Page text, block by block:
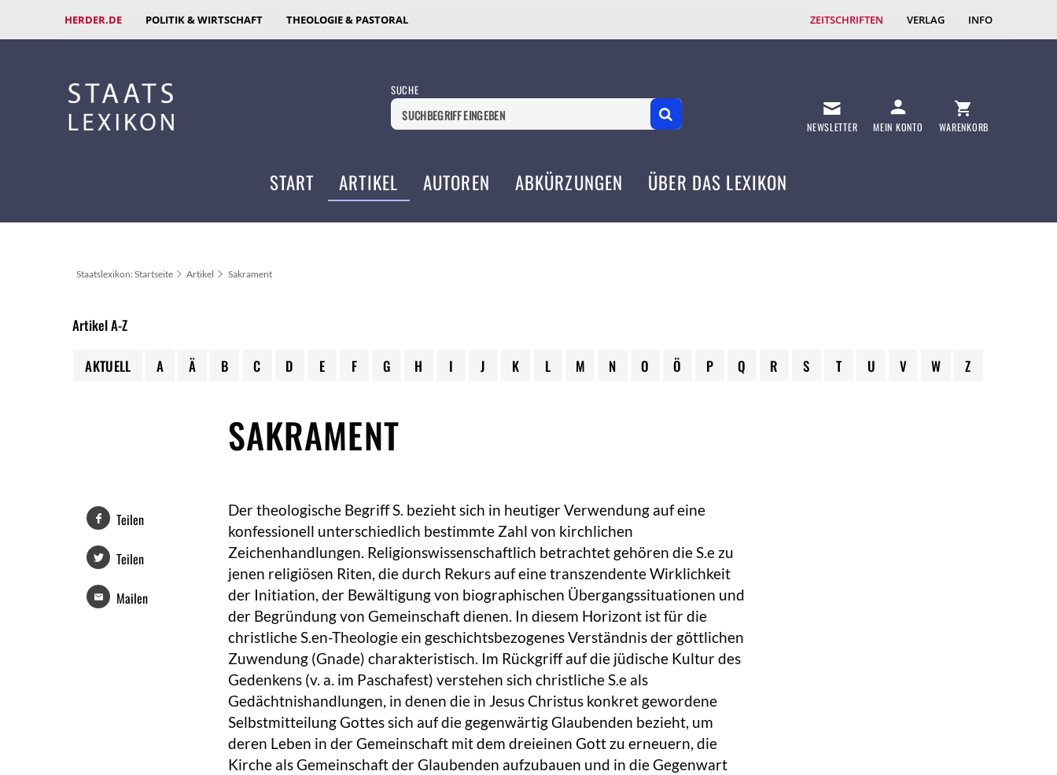
HERDER.DE POLITIK & WIRTSCHAFT THEOLOGIE & PASTORAL ZEITSCHRIFTEN VERLAG INFO
SUCHE
NEWSLETTER MEIN KONTO WARENKORB
START ARTIKEL AUTOREN ABKÜRZUNGEN ÜBER DAS LEXIKON
Staatslexikon: Startseite Artikel Sakrament
Artikel A-Z
AKTUELL A Ä B C D E F G H I J K L M N O Ö P Q R S T U V W Z
SAKRAMENT
Der theologische Begriff S. bezieht sich in heutiger Verwendung auf eine
konfessionell unterschiedlich bestimmte Zahl von kirchlichen
Zeichenhandlungen. Religionswissenschaftlich betrachtet gehören die S.e zu
jenen religiösen Riten, die durch Rekurs auf eine transzendente Wirklichkeit
der Initiation, der Bewältigung von biographischen Übergangssituationen und
der Begründung von Gemeinschaft dienen. In diesem Horizont ist für die
christliche S.en-Theologie ein geschichtsbezogenes Verständnis der göttlichen
Zuwendung (Gnade) charakteristisch. Im Rückgriff auf die jüdische Kultur des
Gedenkens (v. a. im Paschafest) verstehen sich christliche S.e als
Gedächtnishandlungen, in denen die in Jesus Christus konkret gewordene
Selbstmitteilung Gottes sich auf die gegenwärtig Glaubenden bezieht, um
deren Leben in der Gemeinschaft mit dem dreieinen Gott zu erneuern, die
Kirche als Gemeinschaft der Glaubenden aufzubauen und in die Gegenwart
Teilen
Teilen
Mailen